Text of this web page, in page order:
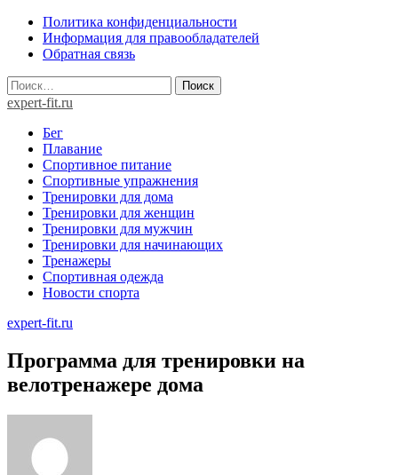
Skip
content
Политика конфиденциальности
Информация для правообладателей
Обратная связь
Найти:
expert-fit.ru
Бег
Плавание
Спортивное питание
Спортивные упражнения
Тренировки для дома
Тренировки для женщин
Тренировки для мужчин
Тренировки для начинающих
Тренажеры
Спортивная одежда
Новости спорта
expert-fit.ru
Программа для тренировки на
велотренажере дома